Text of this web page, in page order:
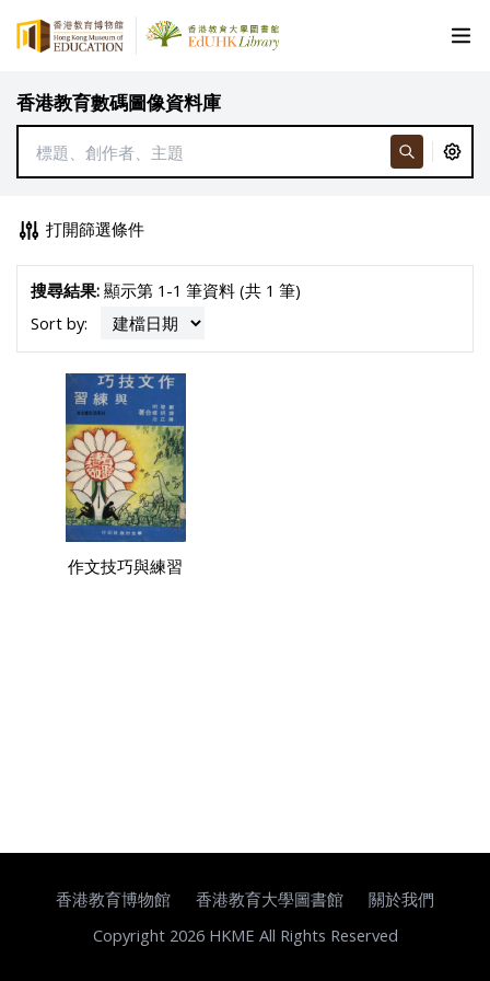
香港教育數碼圖像資料庫
打開篩選條件
搜尋結果:顯示第 1-1 筆資料 (共 1 筆)
Sort by:
作文技巧與練習
香港教育博物館 香港教育大學圖書館
關於我們
Copyright 2026 HKME All Rights Reserved